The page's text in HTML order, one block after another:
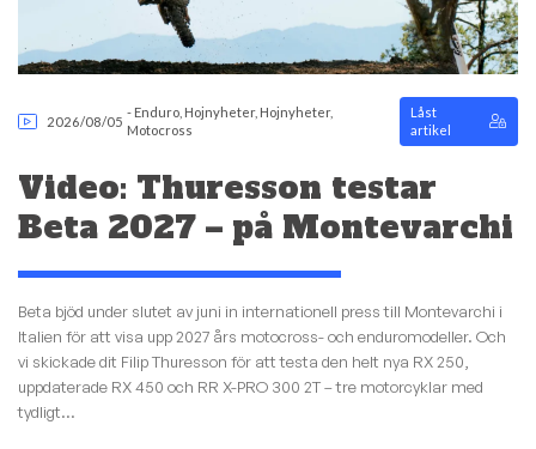
2026/08/05
- Enduro Hojnyheter, Hojnyheter,
Motocross
Låst
artikel
Video: Thuresson testar
Beta 2027 – på Montevarchi
Beta bjöd under slutet av juni in internationell press till Montevarchi i
Italien för att visa upp 2027 års motocross- och enduromodeller. Och
vi skickade dit Filip Thuresson för att testa den helt nya RX 250,
uppdaterade RX 450 och RR X-PRO 300 2T – tre motorcyklar med
tydligt...